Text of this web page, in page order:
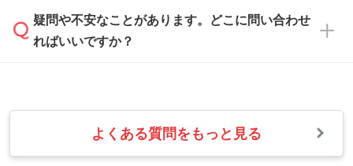
・フルカラーデータを1色に変換してほしい
・1色印刷でグラデーションや濃淡を表現した
い
本体色がナチュラルなど淡色の場合、印刷をく
っきりと目立たせたいときは濃い印刷色が、柔
らかい雰囲気にしたいときは淡い印刷色が映え
また、お選びいただいた印刷色が本体色に合わ
ない場合や仕上がりに影響しそうな場合は、ス
タッフから別の色をご案内することもございま
速やかに対応いたします。
お手数をお掛けいたしますが、至急担当スタッ
フまでご連絡ください。商品の状況を確認し、
・お届け時に商品が損傷・故障している場合
・ご注文と異なる商品が届いた場合
・印刷不良があった場合
疑問や不安なことがあります。どこに問い合わせ
ればいいですか？
業日以内に担当スタッフよりメールにてご連絡
いたします。
お急ぎの場合はお電話でのご質問も受け付けて
よくある質問をもっと見る